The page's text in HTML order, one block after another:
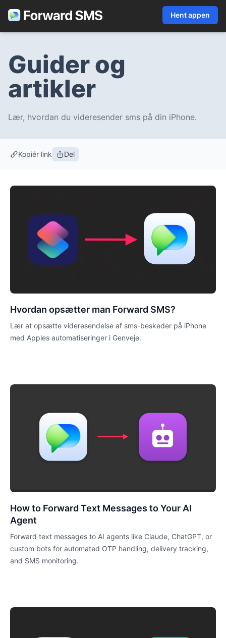
Hent appen
Guider og
artikler
Lær, hvordan du videresender sms på din iPhone.
Kopiér link Del
Hvordan opsætter man Forward SMS?
Lær at opsætte videresendelse af sms-beskeder på iPhone
med Apples automatiseringer i Genveje.
How to Forward Text Messages to Your AI
Agent
Forward text messages to AI agents like Claude, ChatGPT, or
custom bots for automated OTP handling, delivery tracking,
and SMS monitoring.